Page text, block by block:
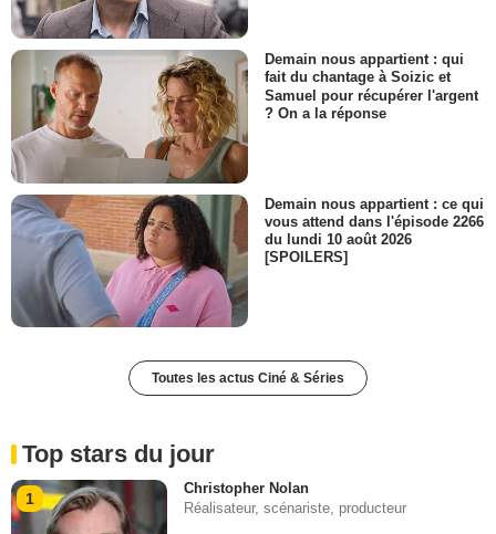
Demain nous appartient : qui
fait du chantage à Soizic et
Samuel pour récupérer l'argent
? On a la réponse
Demain nous appartient : ce qui
vous attend dans l'épisode 2266
du lundi 10 août 2026
[SPOILERS]
Toutes les actus Ciné & Séries
Top stars du jour
1
Christopher Nolan
Réalisateur, scénariste, producteur